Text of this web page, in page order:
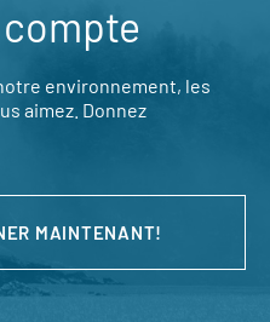
environnement, les
aimez. Donnez
MAINTENANT!